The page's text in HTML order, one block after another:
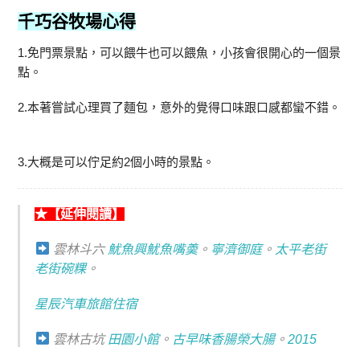
千巧谷牧場心得
1.免門票景點，可以餵牛也可以餵魚，小孩會很開心的一個景
點。
2.本著嘗試心理買了麵包，意外的覺得口味跟口感都蠻不錯。
3.大概是可以佇足約2個小時的景點。
★【延伸閱讀】
雲林斗六魷魚興魷魚嘴羮。 寧濟御庭。 太平老街
老街碗粿。
星辰汽車旅館住宿
雲林古坑 田園小館。 古早味香腸榮大腸。 2015